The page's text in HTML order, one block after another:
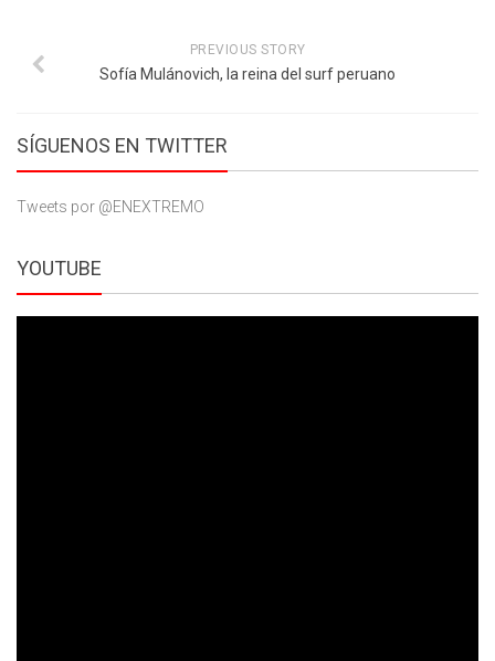
PREVIOUS STORY
Sofía Mulánovich, la reina del surf peruano
SÍGUENOS EN TWITTER
Tweets por @ENEXTREMO
YOUTUBE